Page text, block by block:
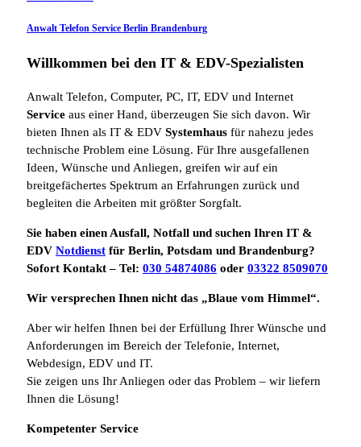
Anwalt Telefon Service Berlin Brandenburg
Willkommen bei den IT & EDV-Spezialisten
Anwalt Telefon, Computer, PC, IT, EDV und Internet
Service aus einer Hand, überzeugen Sie sich davon. Wir
bieten Ihnen als IT & EDV Systemhaus für nahezu jedes
technische Problem eine Lösung. Für Ihre ausgefallenen
Ideen, Wünsche und Anliegen, greifen wir auf ein
breitgefächertes Spektrum an Erfahrungen zurück und
begleiten die Arbeiten mit größter Sorgfalt.
Sie haben einen Ausfall, Notfall und suchen Ihren IT &
EDV Notdienst für Berlin, Potsdam und Brandenburg?
Sofort Kontakt – Tel: 030 54874086 oder 03322 8509070
Wir versprechen Ihnen nicht das „Blaue vom Himmel“.
Aber wir helfen Ihnen bei der Erfüllung Ihrer Wünsche und
Anforderungen im Bereich der Telefonie, Internet,
Webdesign, EDV und IT.
Sie zeigen uns Ihr Anliegen oder das Problem – wir liefern
Ihnen die Lösung!
Kompetenter Service